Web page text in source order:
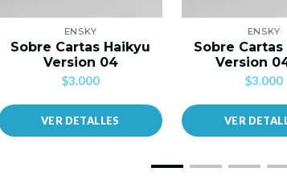
ENSKY
Sobre Cartas Haikyu
Version 04
$3.000
VER DETALLES
ENSKY
Sobre Cartas
Version
$3.000
VER